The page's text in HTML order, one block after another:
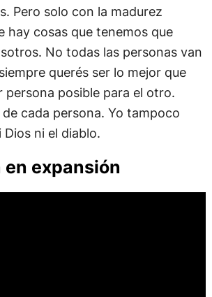
Pero solo con la madurez
hay cosas que tenemos que
No todas las personas van
querés ser lo mejor que
persona posible para el otro.
cada persona. Yo tampoco
ni el diablo.
expansión